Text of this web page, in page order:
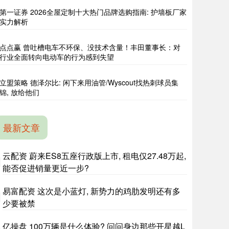
第一证券 2026全屋定制十大热门品牌选购指南: 护墙板厂家
实力解析
点点赢 曾吐槽电车不环保、没技术含量！丰田董事长：对
行业全面转向电动车的行为感到失望
立盟策略 德泽尔比: 闲下来用油管/Wyscout找热刺球员集
锦, 放给他们
最新文章
云配资 蔚来ES8五座行政版上市, 租电仅27.48万起,
能否促进销量更近一步?
易富配资 这次是小蓝灯, 新势力的鸡肋发明还有多
少要被禁
亿操盘 100万辆是什么体验? 问问身边那些开星越L